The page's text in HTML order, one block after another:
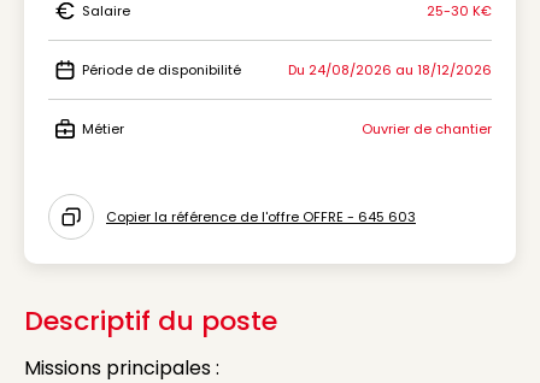
Icon Salaire
Salaire 25-30 K€
Icon Période de disponibilité
Période de disponibilité Du 24/08/2026 au 18/12/2026
Métier Ouvrier de chantier
Icon copy to clipboard
Copier la référence de l'offre OFFRE - 645 603
Descriptif du poste
Missions principales :